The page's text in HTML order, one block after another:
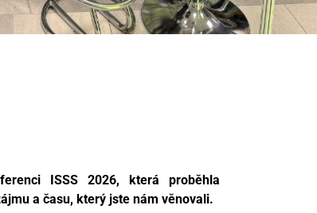
ISSS 2026, která proběhla
a času, který jste nám věnovali.